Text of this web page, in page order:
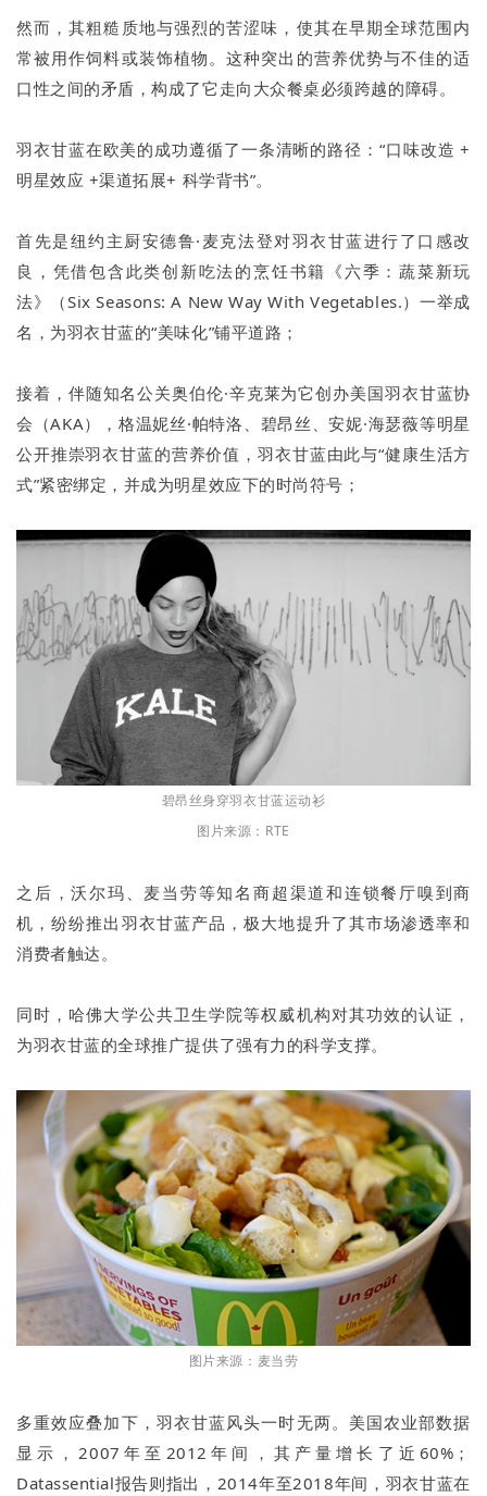
然而，其粗糙质地与强烈的苦涩味，使其在早期全球范围内
常被用作饲料或装饰植物。这种突出的营养优势与不佳的适
口性之间的矛盾，构成了它走向大众餐桌必须跨越的障碍。
羽衣甘蓝在欧美的成功遵循了一条清晰的路径：“口味改造 +
明星效应 +渠道拓展+ 科学背书”。
首先是纽约主厨安德鲁·麦克法登对羽衣甘蓝进行了口感改
良，凭借包含此类创新吃法的烹饪书籍《六季：蔬菜新玩
法》（Six Seasons: A New Way With Vegetables.）一举成
名，为羽衣甘蓝的“美味化”铺平道路；
接着，伴随知名公关奥伯伦·辛克莱为它创办美国羽衣甘蓝协
会（AKA），格温妮丝·帕特洛、碧昂丝、安妮·海瑟薇等明星
公开推崇羽衣甘蓝的营养价值，羽衣甘蓝由此与“健康生活方
式”紧密绑定，并成为明星效应下的时尚符号；
碧昂丝身穿羽衣甘蓝运动衫
图片来源：RTE
之后，沃尔玛、麦当劳等知名商超渠道和连锁餐厅嗅到商
机，纷纷推出羽衣甘蓝产品，极大地提升了其市场渗透率和
消费者触达。
同时，哈佛大学公共卫生学院等权威机构对其功效的认证，
为羽衣甘蓝的全球推广提供了强有力的科学支撑。
图片来源：麦当劳
多重效应叠加下，羽衣甘蓝风头一时无两。美国农业部数据
显示，2007年至2012年间，其产量增长了近60%；
Datassential报告则指出，2014年至2018年间，羽衣甘蓝在